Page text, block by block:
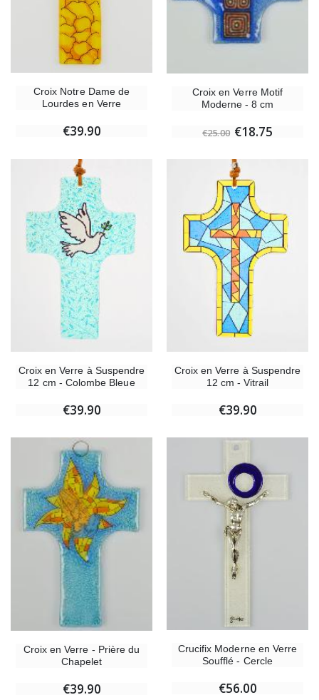
Croix Notre Dame de
Lourdes en Verre
€39.90
Croix en Verre Motif
Moderne - 8 cm
€25.00 €18.75
Croix en Verre à Suspendre
12 cm - Colombe Bleue
€39.90
Croix en Verre à Suspendre
12 cm - Vitrail
€39.90
Croix en Verre - Prière du
Chapelet
€39.90
Crucifix Moderne en Verre
Soufflé - Cercle
€56.00